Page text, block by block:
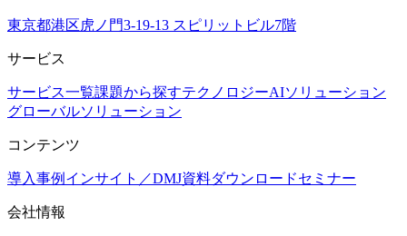
東京都港区虎ノ門3-19-13 スピリットビル7階
サービス
サービス一覧課題から探すテクノロジーAIソリューション
グローバルソリューション
コンテンツ
導入事例 インサイト／DMJ資料ダウンロードセミナー
会社情報